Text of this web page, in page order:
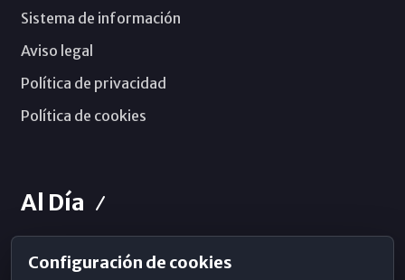
Sistema de información
Aviso legal
Política de privacidad
Política de cookies
Al Día
Horarios de Misa
Configuración de cookies